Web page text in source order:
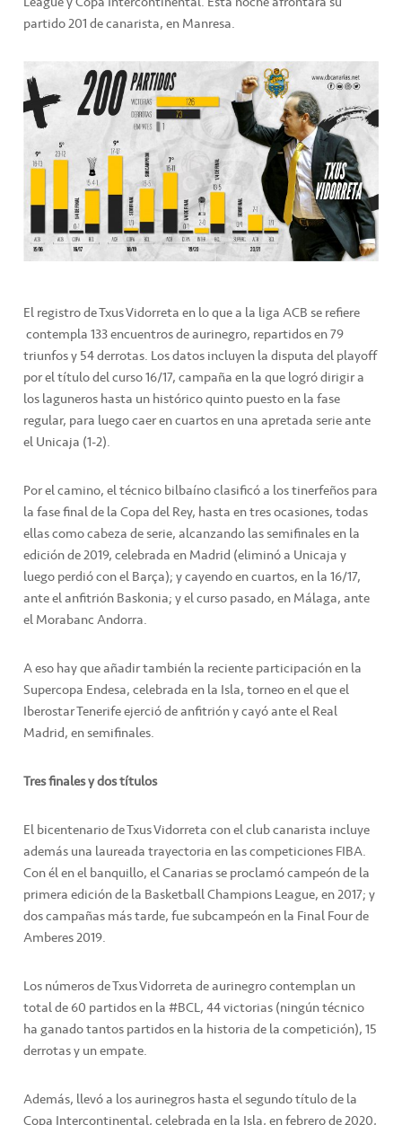
partido 201 de canarista, en Manresa.
El registro de Txus Vidorreta en lo que a la liga ACB se refiere
contempla 133 encuentros de aurinegro, repartidos en 79
triunfos y 54 derrotas. Los datos incluyen la disputa del playoff
por el título del curso 16/17, campaña en la que logró dirigir a
los laguneros hasta un histórico quinto puesto en la fase
regular, para luego caer en cuartos en una apretada serie ante
el Unicaja (1-2).
Por el camino, el técnico bilbaíno clasificó a los tinerfeños para
la fase final de la Copa del Rey, hasta en tres ocasiones, todas
ellas como cabeza de serie, alcanzando las semifinales en la
edición de 2019, celebrada en Madrid (eliminó a Unicaja y
luego perdió con el Barça); y cayendo en cuartos, en la 16/17,
ante el anfitrión Baskonia; y el curso pasado, en Málaga, ante
el Morabanc Andorra.
A eso hay que añadir también la reciente participación en la
Supercopa Endesa, celebrada en la Isla, torneo en el que el
Iberostar Tenerife ejerció de anfitrión y cayó ante el Real
Madrid, en semifinales.
Tres finales y dos títulos
El bicentenario de Txus Vidorreta con el club canarista incluye
además una laureada trayectoria en las competiciones FIBA.
Con él en el banquillo, el Canarias se proclamó campeón de la
primera edición de la Basketball Champions League, en 2017; y
dos campañas más tarde, fue subcampeón en la Final Four de
Amberes 2019.
Los números de Txus Vidorreta de aurinegro contemplan un
total de 60 partidos en la #BCL, 44 victorias (ningún técnico
ha ganado tantos partidos en la historia de la competición), 15
derrotas y un empate.
Además, llevó a los aurinegros hasta el segundo título de la
Copa Intercontinental, celebrada en la Isla, en febrero de 2020,